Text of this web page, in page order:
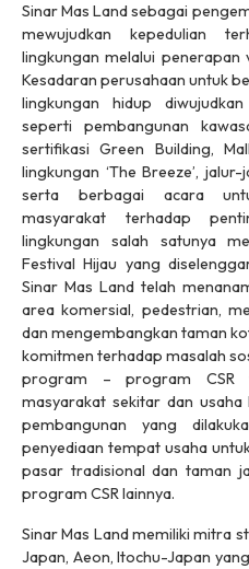
Sinar Mas Land sebagai
mewujudkan kepedulian
lingkungan melalui
Kesadaran perusahaan untuk
lingkungan hidup
seperti pembangunan
sertifikasi Green Building,
lingkungan ‘The Breeze’,
serta berbagai acara
masyarakat terhadap
lingkungan salah satunya
Festival Hijau yang
Sinar Mas Land telah
area komersial, pedestrian,
dan mengembangkan taman
komitmen terhadap masalah
program – program CSR
masyarakat sekitar dan
pembangunan yang
penyediaan tempat usaha
pasar tradisional dan taman
program CSR lainnya.
Sinar Mas Land memiliki mitra
Japan, Aeon, Itochu-Japan